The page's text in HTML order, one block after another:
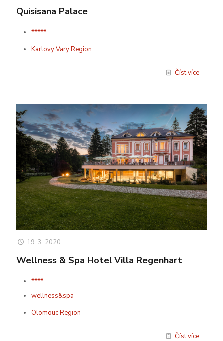
Quisisana Palace
*****
Karlovy Vary Region
Číst více
19. 3. 2020
Wellness & Spa Hotel Villa Regenhart
****
wellness&spa
Olomouc Region
Číst více